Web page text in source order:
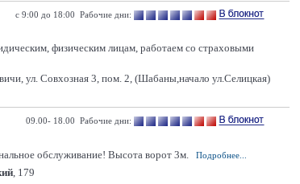
c 9:00 до 18:00 Рабочие дни:
физическим лицам, работаем со страховыми
ул. Совхозная 3, пом. 2, (Шабаны,начало ул.Селицкая)
09.00- 18.00 Рабочие дни:
обслуживание! Высота ворот 3м.
Подробнее...
, 179